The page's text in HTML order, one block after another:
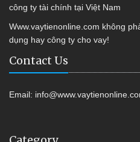
công ty tài chính tại Việt Nam
Www.vaytienonline.com không
dụng hay công ty cho vay!
Contact Us
Email: